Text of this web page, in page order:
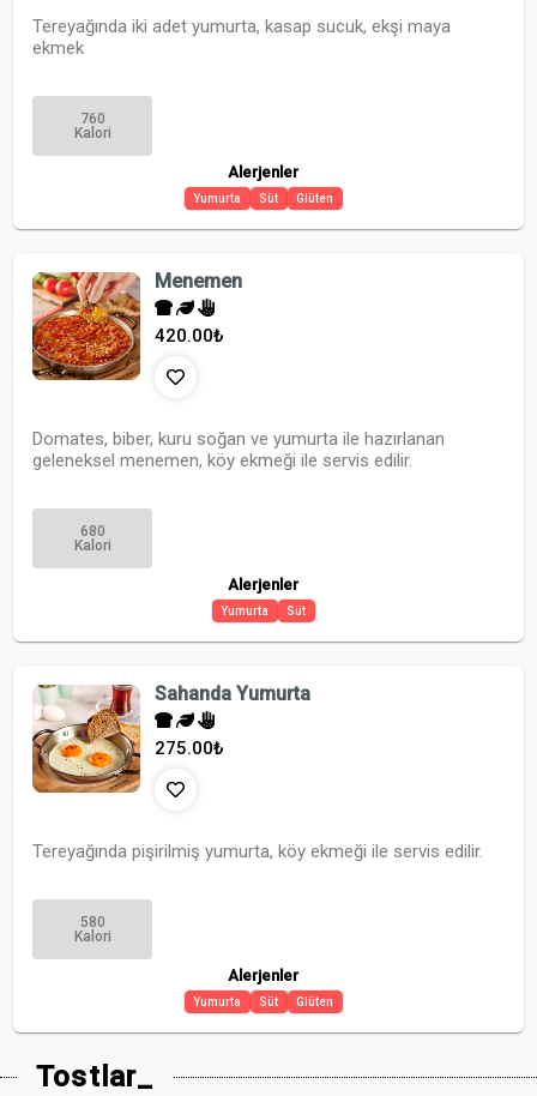
Tereyağında iki adet yumurta, kasap sucuk, ekşi maya
ekmek
760
Kalori
Alerjenler
Yumurta Süt Glüten
Menemen
420.00₺
Domates, biber, kuru soğan ve yumurta ile hazırlanan
geleneksel menemen, köy ekmeği ile servis edilir.
680
Kalori
Alerjenler
Yumurta Süt
Sahanda Yumurta
275.00₺
Tereyağında pişirilmiş yumurta, köy ekmeği ile servis edilir.
580
Kalori
Alerjenler
Yumurta Süt Glüten
Tostlar_